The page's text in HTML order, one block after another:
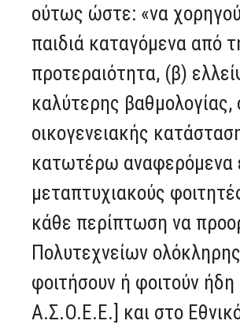
ούτως ώστε: «να
παιδιά καταγόμενα από
προτεραιότητα, (β)
καλύτερης βαθμολογίας,
οικογενειακής
κατωτέρω αναφερόμενα
μεταπτυχιακούς
κάθε περίπτωση να
Πολυτεχνείων
φοιτήσουν ή φοιτούν
Α.Σ.Ο.Ε.Ε.] και στο